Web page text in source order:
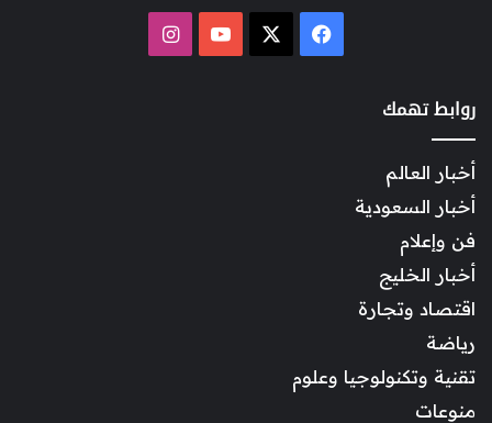
فيسبوك ‫YouTubeانستقرام
روابط تهمك
أخبار العالم
أخبار السعودية
فن وإعلام
أخبار الخليج
اقتصاد وتجارة
رياضة
تقنية وتكنولوجيا وعلوم
منوعات